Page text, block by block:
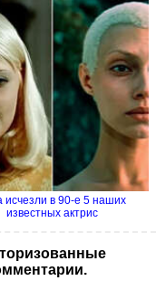
исчезли в 90-е 5 наших
известных актрис